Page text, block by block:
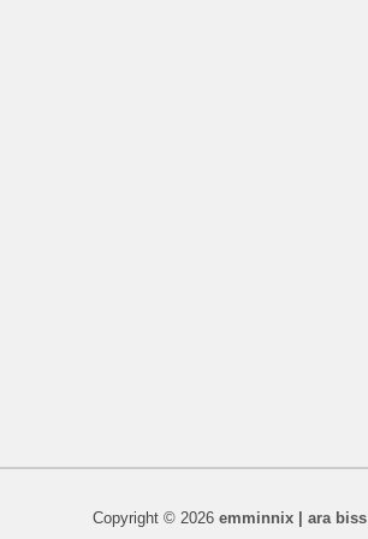
Copyright © 2026 emminnix | ara biss